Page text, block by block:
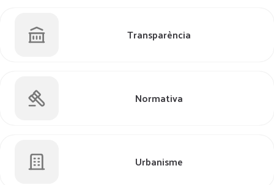
Transparència
Normativa
Urbanisme